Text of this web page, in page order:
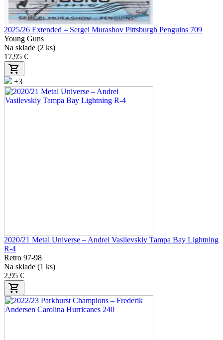
2025/26 Extended – Sergei Murashov Pittsburgh Penguins 709
Young Guns
Na sklade (2 ks)
17,95 €
+3
2020/21 Metal Universe – Andrei Vasilevskiy Tampa Bay Lightning
R-4
Retro 97-98
Na sklade (1 ks)
2,95 €